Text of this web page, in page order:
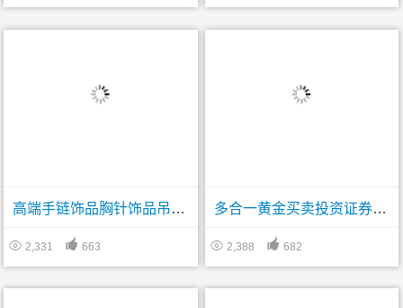
高端手链饰品胸针饰品吊坠网站帝国CMS模板下载
 2,331  663
多合一黄金买卖投资证券投资管理公司帝国CMS网站模板
 2,388  682